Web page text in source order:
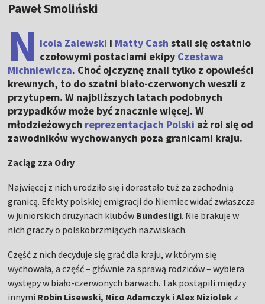
Paweł Smoliński
N icola Zalewski i Matty Cash stali się ostatnio
czołowymi postaciami ekipy Czesława
Michniewicza. Choć ojczyznę znali tylko z opowieści
krewnych, to do szatni biało-czerwonych weszli z
przytupem. W najbliższych latach podobnych
przypadków może być znacznie więcej. W
młodzieżowych reprezentacjach Polski aż roi się od
zawodników wychowanych poza granicami kraju.
Zaciąg zza Odry
Najwięcej z nich urodziło się i dorastało tuż za zachodnią
granicą. Efekty polskiej emigracji do Niemiec widać zwłaszcza
w juniorskich drużynach klubów Bundesligi. Nie brakuje w
nich graczy o polskobrzmiących nazwiskach.
Część z nich decyduje się grać dla kraju, w którym się
wychowała, a część – głównie za sprawą rodziców – wybiera
występy w biało-czerwonych barwach. Tak postąpili między
innymi Robin Lisewski, Nico Adamczyk i Alex Niziolek z